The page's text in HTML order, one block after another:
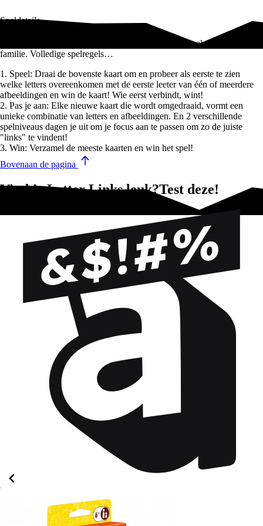
Speldetails
Letter Links is een "fun", snel en stimulerend kaartspel voor de hele
familie. Volledige spelregels…
1. Speel: Draai de bovenste kaart om en probeer als eerste te zien
welke letters overeenkomen met de eerste leeter van één of meerdere
afbeeldingen en win de kaart! Wie eerst verbindt, wint!
2. Pas je aan: Elke nieuwe kaart die wordt omgedraaid, vormt een
unieke combinatie van letters en afbeeldingen. En 2 verschillende
spelniveaus dagen je uit om je focus aan te passen om zo de juiste
"links" te vindent!
3. Win: Verzamel de meeste kaarten en win het spel!
Bovenaan de pagina
Vind je Letter Links leuk?Test deze!